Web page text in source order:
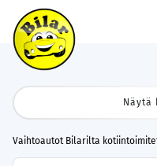
Näytä
Vaihtoautot Bilarilta